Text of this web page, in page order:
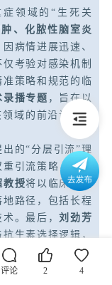
领域的“生死关
、化脓性脑室炎
病情进展迅速、
考验对感染机制
策略和规范的临
录播专题 ，旨在以
域的前沿诊疗体
的“分层引流”理
引流策略，破解
教授将以临床病例
路径，包括长程
术。最后，刘劲芳
生素选择逻辑，
础理论，又直击
评论 2 4